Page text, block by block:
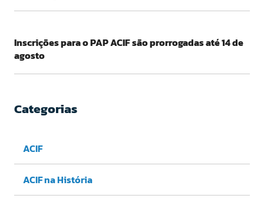
Inscrições para o PAP ACIF são prorrogadas até 14 de
agosto
Categorias
ACIF
ACIF na História